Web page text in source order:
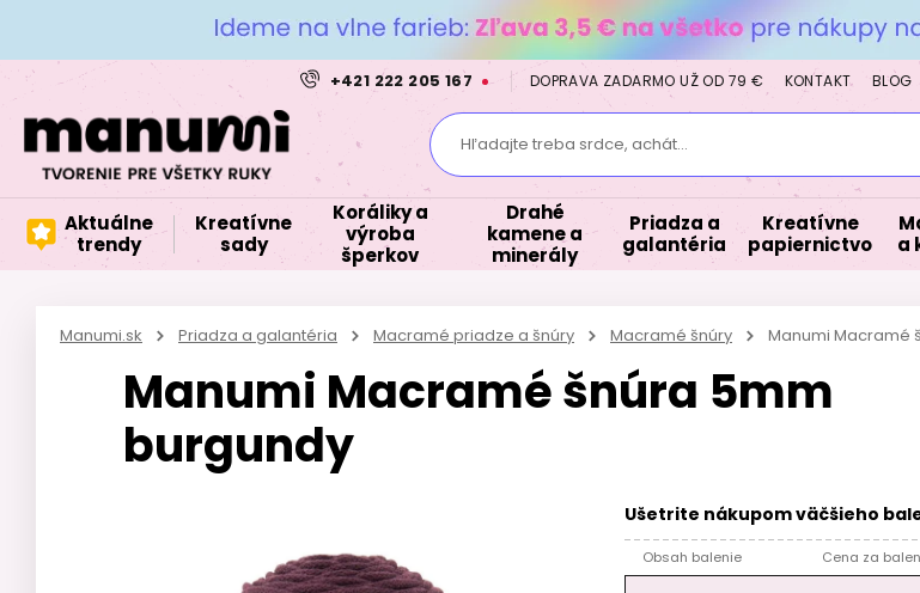
+421 222 205 167 DOPRAVA ZADARMO UŽ OD 79 € KONTAKT BLOG
Hľadajte treba srdce, achát...
Aktuálne
trendy
Kreatívne
sady
Koráliky a
výroba
šperkov
Drahé
kamene a
minerály
Priadza a
galantéria
Kreatívne
papiernictvo
a
Manumi.sk Priadza a galantéria Macramé priadze a šnúry Macramé šnúry Manumi Macramé
Manumi Macramé šnúra 5mm
burgundy
Ušetrite nákupom väčšieho
Obsah balenie Cena za